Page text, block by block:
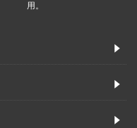
用。